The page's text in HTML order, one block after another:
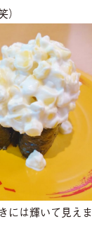
には輝いて見えま